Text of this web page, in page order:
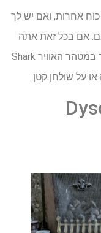
כוח אחרות, ואם יש לך
אם בכל זאת אתה
רוצה מטהר אוויר מיני, כנראה שהייתי בוחר במטהר האוויר Shark